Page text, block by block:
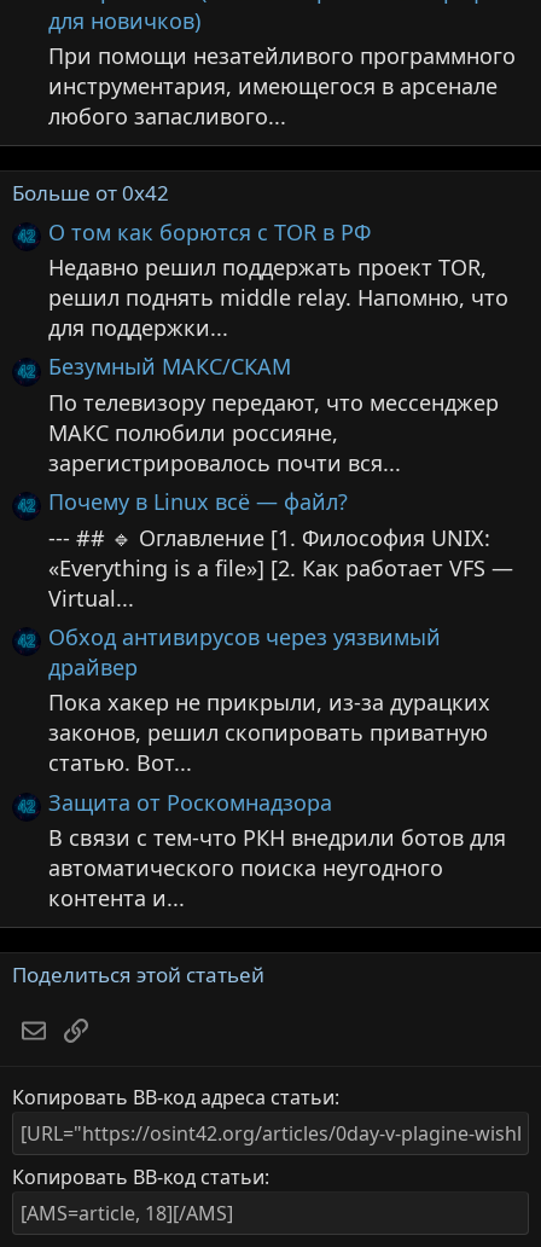
для новичков)
При помощи незатейливого программного
инструментария, имеющегося в арсенале
любого запасливого...
Больше от 0x42
О том как борются с TOR в РФ
Недавно решил поддержать проект TOR,
решил поднять middle relay. Напомню, что
для поддержки...
Безумный МАКС/СКАМ
По телевизору передают, что мессенджер
МАКС полюбили россияне,
зарегистрировалось почти вся...
Почему в Linux всё — файл?
--- ## 🔹 Оглавление [1. Философия UNIX:
«Everything is a file»] [2. Как работает VFS —
Virtual...
Обход антивирусов через уязвимый
драйвер
Пока хакер не прикрыли, из-за дурацких
законов, решил скопировать приватную
статью. Вот...
Защита от Роскомнадзора
В связи с тем-что РКН внедрили ботов для
автоматического поиска неугодного
контента и...
Поделиться этой статьей
Электронная почта
Ссылка
Копировать BB-код адреса статьи
Копировать BB-код статьи